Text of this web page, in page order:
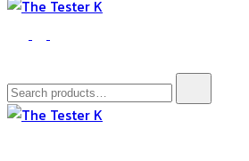
The Tester K
Korean cosmetics
Search
for: